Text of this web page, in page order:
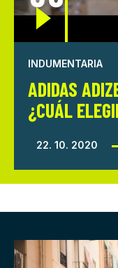
INDUMENTARIA
ADIDAS
¿CUÁL
22. 10. 2020